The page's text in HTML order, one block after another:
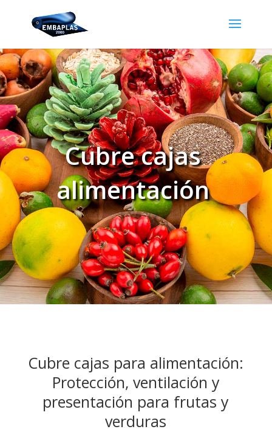
Cubre cajas
alimentación
Cubre cajas para alimentación:
Protección, ventilación y
presentación para frutas y
verduras